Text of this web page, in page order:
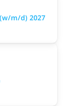
m/d) 2027